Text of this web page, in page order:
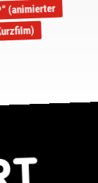
(animierter